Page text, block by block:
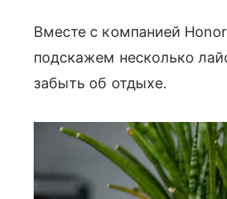
Вместе с компанией
подскажем несколько
забыть об отдыхе.